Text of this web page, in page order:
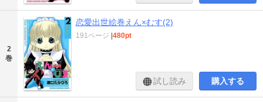
2
巻
恋愛出世絵巻えん×むす(2)
191ページ |480pt
試し読み 購入する